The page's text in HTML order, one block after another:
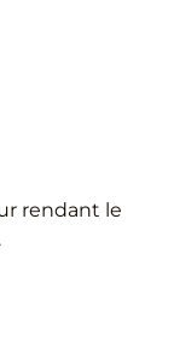
rendant le